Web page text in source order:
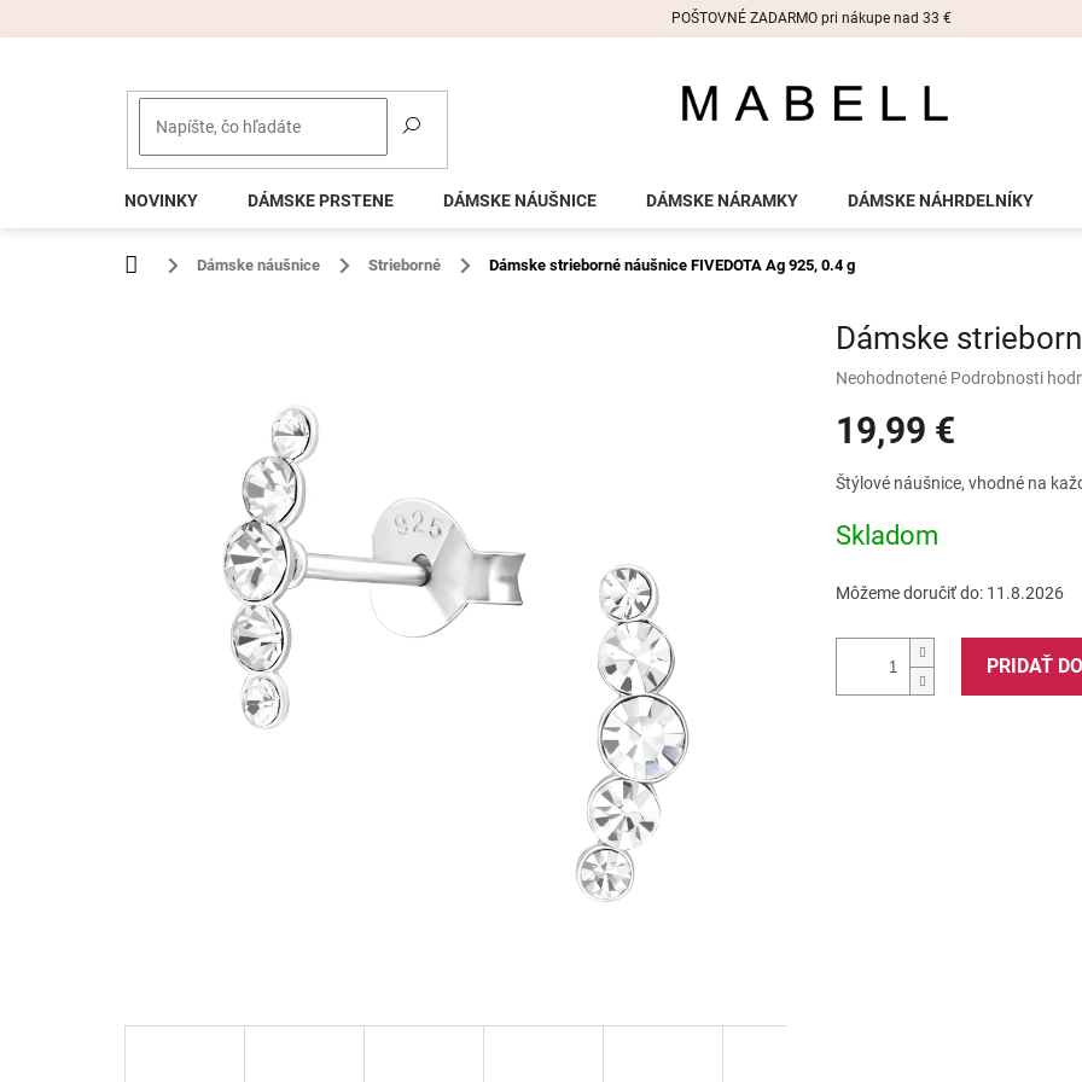
POŠTOVNÉ ZADARMO pri nákupe nad 33 €
NOVINKY DÁMSKE PRSTENE DÁMSKE NÁUŠNICE DÁMSKE NÁRAMKY DÁMSKE NÁHRDELNÍKY
Domov Dámske náušnice Strieborné Dámske strieborné náušnice FIVEDOTA Ag 925, 0.4 g
Dámske
Priemerné
produktu
je
z
hviezdičiek.
Neohodnotené Podrobnosti
19,99 €
Jednotková
cena:
Štýlové náušnice, vhodné na
Skladom
Môžeme doručiť do: 11.8.2026
PRIDAŤ